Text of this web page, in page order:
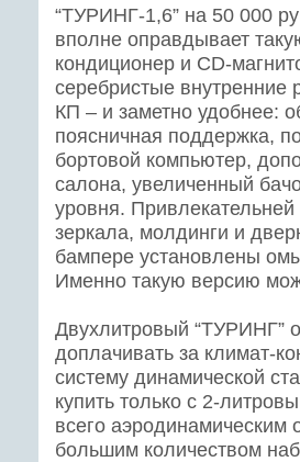
“ТУРИНГ-1,6” на 50 000
вполне оправдывает
кондиционер и СD-
серебристые внутренние
КП – и заметно удобнее:
поясничная поддержка,
бортовой компьютер,
салона, увеличенный
уровня.
зеркала, молдинги и
бампере установлены
Именно такую версию
Двухлитровый “ТУРИНГ”
доплачивать за климат-
систему динамической
купить только с 2-
всего
большим количеством